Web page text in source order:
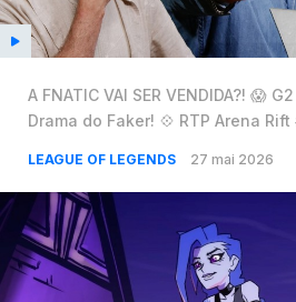
A FNATIC VAI SER VENDIDA?! 😱
Drama do Faker! 💠 RTP Arena Rift
LEAGUE OF LEGENDS 27 mai 2026